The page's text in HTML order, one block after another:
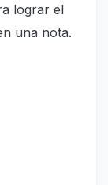
lograr el
una nota.